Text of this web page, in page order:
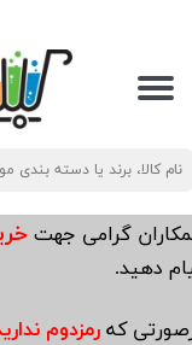
حساب کاربری من
تغییر گذر واژه
سفارشات
خروج از حساب
گرامی جهت
دهید.
که رمزدوم